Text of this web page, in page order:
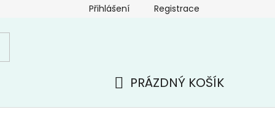
Přihlášení Registrace
PRÁZDNÝ KOŠÍK